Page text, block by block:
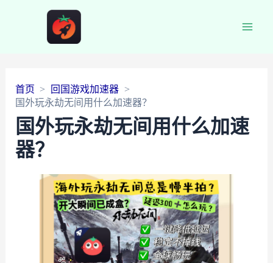
首页
回国游戏加速器
国外玩永劫无间用什么加速器？
国外玩永劫无间用什么加速
器？